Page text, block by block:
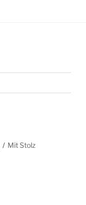
Mit Stolz